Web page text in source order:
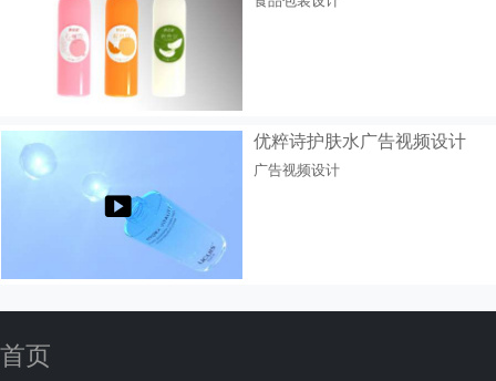
优粹诗护肤水广告视频设计
广告视频设计
首页